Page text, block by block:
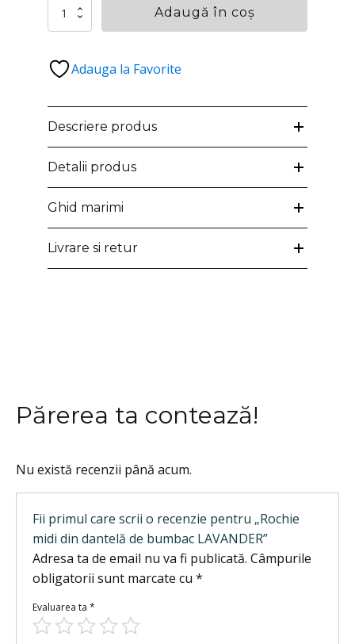
Cantitate
dantelă
Adaugă în coș
Adauga la Favorite
Descriere produs
Detalii produs
Ghid marimi
Livrare si retur
Părerea ta contează!
Nu există recenzii până acum.
Fii primul care scrii o recenzie pentru „Rochie
midi din dantelă de bumbac LAVANDER”
Adresa ta de email nu va fi publicată. Câmpurile
obligatorii sunt marcate cu *
Evaluarea ta *